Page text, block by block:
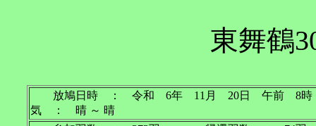
東舞鶴
放鳩日時 ： 令和 6年 11月 20日 午前
気 ： 晴 ～ 晴